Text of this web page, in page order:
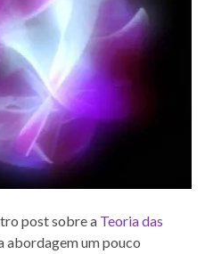
post sobre a Teoria das
abordagem um pouco